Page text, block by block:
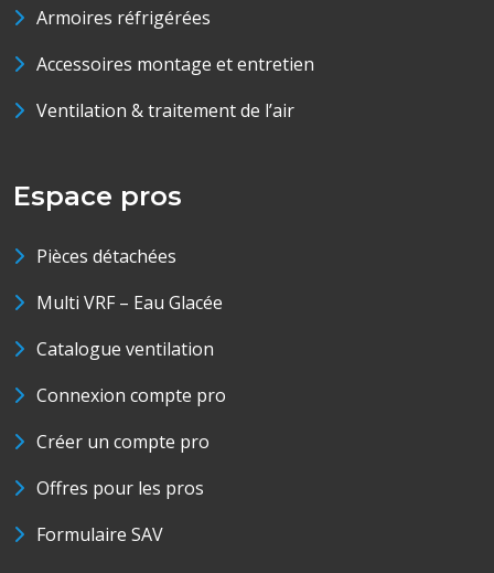
Armoires réfrigérées
Accessoires montage et entretien
Ventilation & traitement de l’air
Espace pros
Pièces détachées
Multi VRF – Eau Glacée
Catalogue ventilation
Connexion compte pro
Créer un compte pro
Offres pour les pros
Formulaire SAV